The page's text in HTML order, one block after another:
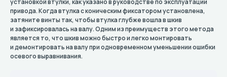
установкой втулки, как указано в руководстве по эксплуатации
привода. Когда втулка с коническим фиксатором установлена,
затяните винты так, чтобы втулка глубже вошла в шкив
и зафиксировалась на валу. Одним из преимуществ этого метода
является то, что шкив можно быстро и легко монтировать
и демонтировать на валу при одновременном уменьшении ошибки
осевого выравнивания.